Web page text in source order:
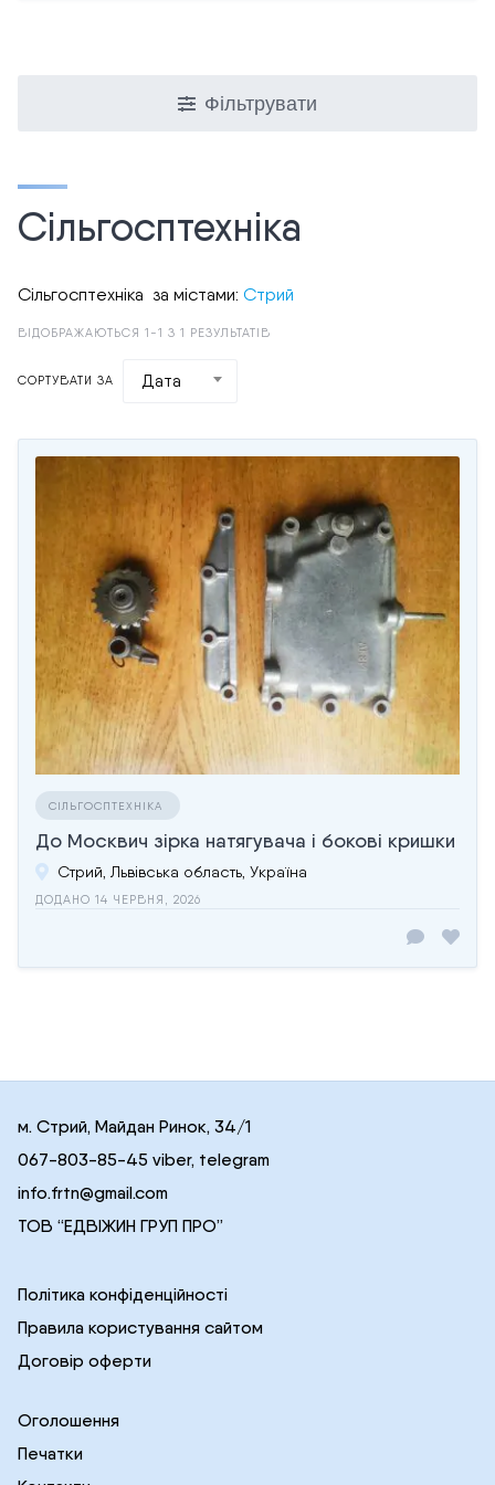
Фільтрувати
Сільгосптехніка
Сільгосптехніка за містами: Стрий
ВІДОБРАЖАЮТЬСЯ 1-1 З 1 РЕЗУЛЬТАТІВ
СОРТУВАТИ ЗА Дата
СІЛЬГОСПТЕХНІКА
До Москвич зірка натягувача і бокові кришки
Стрий, Львівська область, Україна
ДОДАНО 14 ЧЕРВНЯ, 2026
м. Стрий, Майдан Ринок, 34/1
067-803-85-45 viber, telegram
info.frtn@gmail.com
ТОВ “ЕДВІЖИН ГРУП ПРО”
Політика конфіденційності
Правила користування сайтом
Договір оферти
Оголошення
Печатки